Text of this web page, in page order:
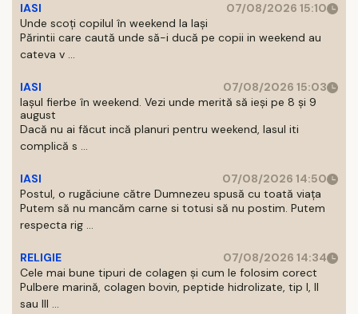
IASI
07/08/2026 15:10
Unde scoți copilul în weekend la Iași
Părintii care caută unde să-i ducă pe copii in weekend au
cateva v ...
IASI
07/08/2026 15:03
Iașul fierbe în weekend. Vezi unde merită să ieși pe 8 și 9
august
Dacă nu ai făcut incă planuri pentru weekend, Iasul iti
complică s ...
IASI
07/08/2026 14:50
Postul, o rugăciune către Dumnezeu spusă cu toată viața
Putem să nu mancăm carne si totusi să nu postim. Putem
respecta rig ...
RELIGIE
07/08/2026 14:34
Cele mai bune tipuri de colagen și cum le folosim corect
Pulbere marină, colagen bovin, peptide hidrolizate, tip I, II
sau III ...